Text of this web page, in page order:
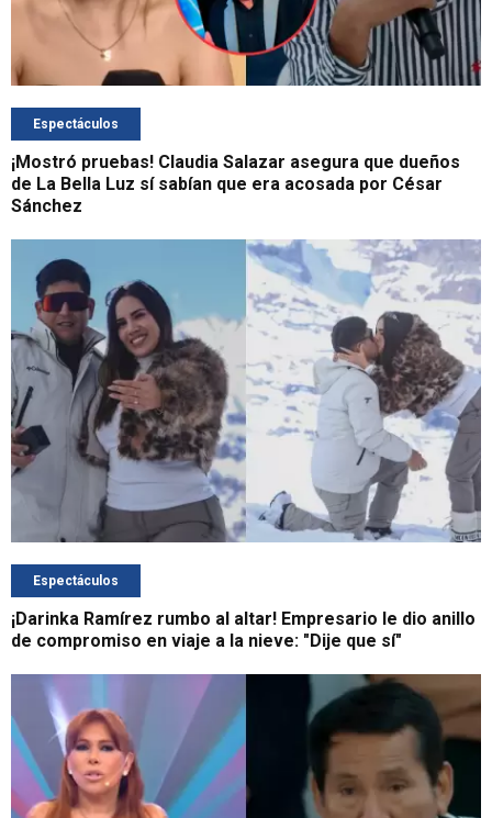
Espectáculos
¡Mostró pruebas! Claudia Salazar asegura que dueños
de La Bella Luz sí sabían que era acosada por César
Sánchez
Espectáculos
¡Darinka Ramírez rumbo al altar! Empresario le dio anillo
de compromiso en viaje a la nieve: "Dije que sí"